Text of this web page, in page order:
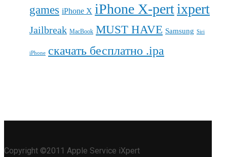
games iPhone X iPhone X-pertixpert
Jailbreak MacBook MUST HAVE Samsung Siri
iPhone скачать бесплатно .ipa
Copyright ©2011 Apple Service iXpert